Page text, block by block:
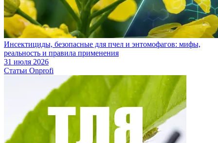
Инсектициды, безопасные для пчел и энтомофагов: мифы,
реальность и правила применения
31 июля 2026
Статьи Onprofi